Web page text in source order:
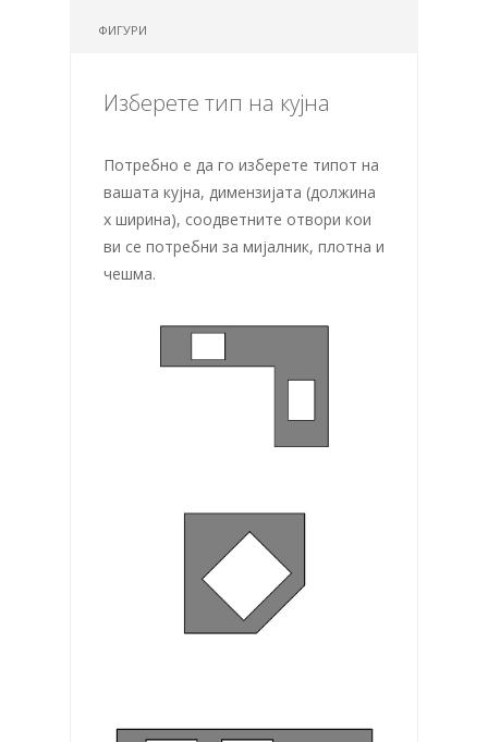
ФИГУРИ
Изберете тип на кујна
Потребно е да го изберете типот на
вашата кујна, димензијата (должина
х ширина), соодветните отвори кои
ви се потребни за мијалник, плотна и
чешма.